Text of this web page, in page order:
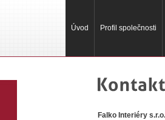
Úvod Profil společnosti
Falko Interiéry s.r.o.